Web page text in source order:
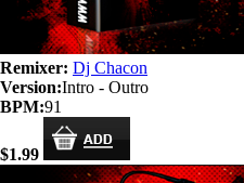
Remixer: Dj Chacon
Version:Intro - Outro
BPM:91
$1.99